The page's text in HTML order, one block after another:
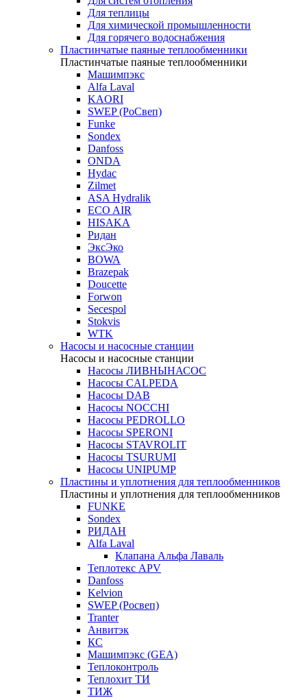
Для теплицы
Для химической промышленности
Для горячего водоснабжения
Пластинчатые паяные теплообменники
Пластинчатые паяные теплообменники
Машимпэкс
Alfa Laval
KAORI
SWEP (РоСвеп)
Funke
Sondex
Danfoss
ONDA
Hydac
Zilmet
ASA Hydralik
ECO AIR
HISAKA
Ридан
ЭксЭко
BOWA
Brazepak
Doucette
Forwon
Secespol
Stokvis
WTK
Насосы и насосные станции
Насосы и насосные станции
Насосы ЛИВНЫНАСОС
Насосы CALPEDA
Насосы DAB
Насосы NOCCHI
Насосы PEDROLLO
Насосы SPERONI
Насосы STAVROLIT
Насосы TSURUMI
Насосы UNIPUMP
Пластины и уплотнения для теплообменников
Пластины и уплотнения для теплообменников
FUNKE
Sondex
РИДАН
Alfa Laval
Клапана Альфа Лаваль
Теплотекс APV
Danfoss
Kelvion
SWEP (Росвеп)
Tranter
Анвитэк
КС
Машимпэкс (GEA)
Теплоконтроль
Теплохит ТИ
ТИЖ